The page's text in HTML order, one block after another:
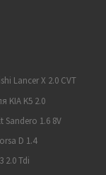
Lancer X 2.0 CVT
KIA K5 2.0
1.6 8V
D 1.4
2.0 Tdi